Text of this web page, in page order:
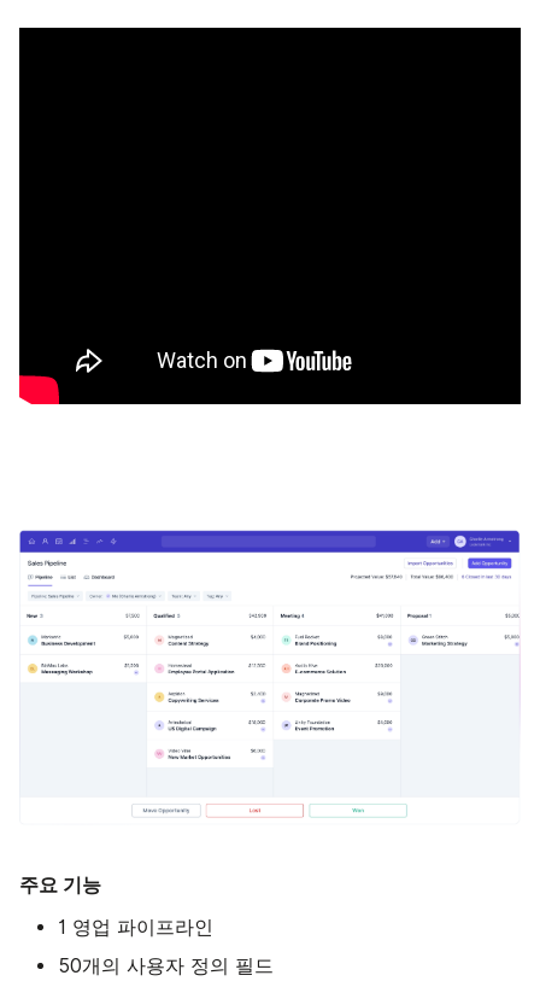
주요 기능
1 영업 파이프라인
50개의 사용자 정의 필드